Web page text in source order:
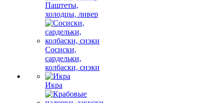
Паштеты,
холодцы, ливер
Сосиски,
сардельки,
колбаски, снэки
Икра